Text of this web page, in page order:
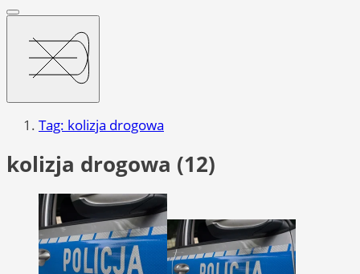
Tag: kolizja drogowa
kolizja drogowa (12)